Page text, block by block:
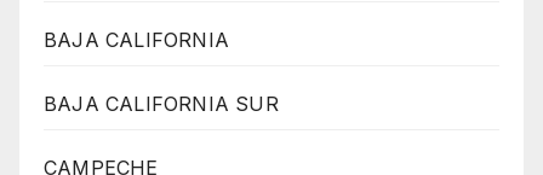
BAJA CALIFORNIA
BAJA CALIFORNIA SUR
CAMPECHE